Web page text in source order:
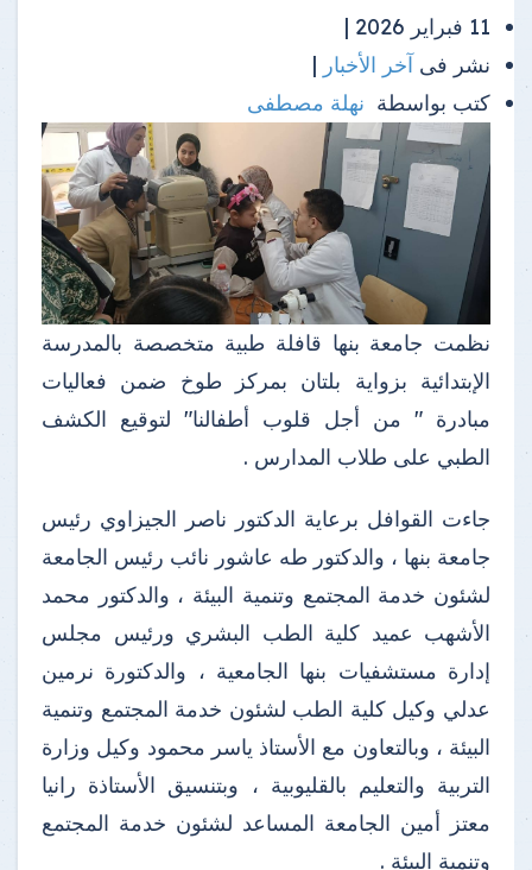
11 فبراير 2026 |
نشر فى آخر الأخبار |
كتب بواسطة نهلة مصطفى
نظمت جامعة بنها قافلة طبية متخصصة بالمدرسة
الإبتدائية بزواية بلتان بمركز طوخ ضمن فعاليات
مبادرة " من أجل قلوب أطفالنا" لتوقيع الكشف
الطبي على طلاب المدارس .
جاءت القوافل برعاية الدكتور ناصر الجيزاوي رئيس
جامعة بنها ، والدكتور طه عاشور نائب رئيس الجامعة
لشئون خدمة المجتمع وتنمية البيئة ، والدكتور محمد
الأشهب عميد كلية الطب البشري ورئيس مجلس
إدارة مستشفيات بنها الجامعية ، والدكتورة نرمين
عدلي وكيل كلية الطب لشئون خدمة المجتمع وتنمية
البيئة ، وبالتعاون مع الأستاذ ياسر محمود وكيل وزارة
التربية والتعليم بالقليوبية ، وبتنسيق الأستاذة رانيا
معتز أمين الجامعة المساعد لشئون خدمة المجتمع
وتنمية البيئة .